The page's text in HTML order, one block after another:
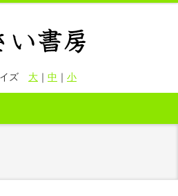
ズ 大｜ 中 ｜ 小